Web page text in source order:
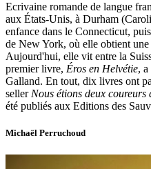
Ecrivaine romande de langue
aux États-Unis, à Durham
enfance dans le Connecticut,
de New York, où elle obtient
Aujourd'hui, elle vit entre la
premier livre, Éros en Helvétie,
Galland. En tout, dix livres ont
seller Nous étions deux coureurs
été publiés aux Editions des
Michaël Perruchoud